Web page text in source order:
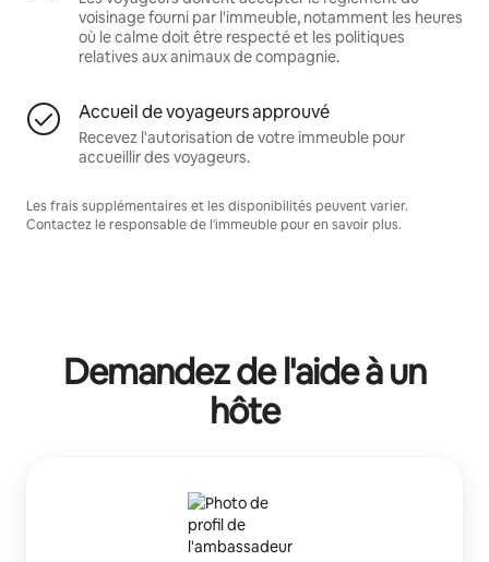
voisinage fourni par l'immeuble, notamment les heures
où le calme doit être respecté et les politiques
relatives aux animaux de compagnie.
Accueil de voyageurs approuvé
Recevez l'autorisation de votre immeuble pour
accueillir des voyageurs.
Les frais supplémentaires et les disponibilités peuvent varier.
Contactez le responsable de l'immeuble pour en savoir plus.
Demandez de l'aide à un
hôte